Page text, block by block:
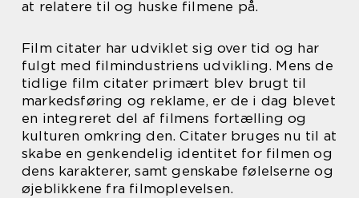
at relatere til og huske filmene på.
Film citater har udviklet sig over tid og har
fulgt med filmindustriens udvikling. Mens de
tidlige film citater primært blev brugt til
markedsføring og reklame, er de i dag blevet
en integreret del af filmens fortælling og
kulturen omkring den. Citater bruges nu til at
skabe en genkendelig identitet for filmen og
dens karakterer, samt genskabe følelserne og
øjeblikkene fra filmoplevelsen.